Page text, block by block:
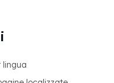
lingua